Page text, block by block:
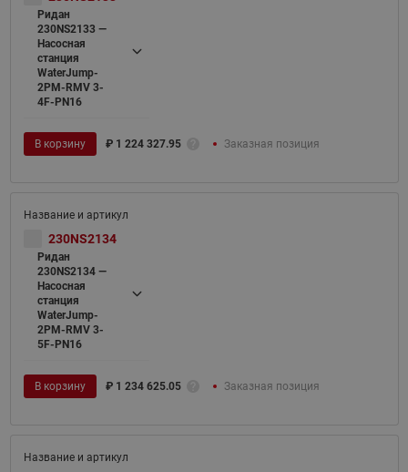
Ридан
230NS2133 —
Насосная
станция
WaterJump-
2PM-RMV 3-
4F-PN16
В корзину ₽ 1 224 327.95 Заказная позиция
230NS2134
Ридан
230NS2134 —
Насосная
станция
WaterJump-
2PM-RMV 3-
5F-PN16
В корзину ₽ 1 234 625.05 Заказная позиция